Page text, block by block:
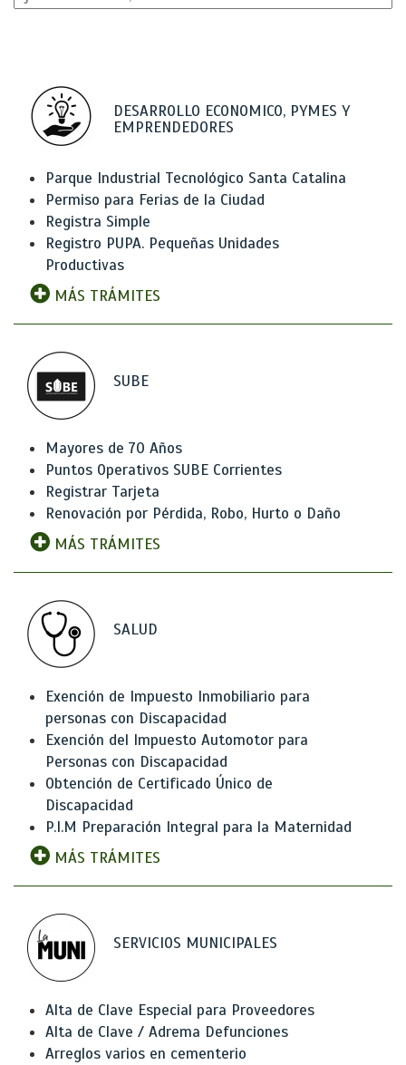
DESARROLLO ECONOMICO, PYMES Y
EMPRENDEDORES
Parque Industrial Tecnológico Santa Catalina
Permiso para Ferias de la Ciudad
Registra Simple
Registro PUPA. Pequeñas Unidades
Productivas
MÁS TRÁMITES
SUBE
Mayores de 70 Años
Puntos Operativos SUBE Corrientes
Registrar Tarjeta
Renovación por Pérdida, Robo, Hurto o Daño
MÁS TRÁMITES
SALUD
Exención de Impuesto Inmobiliario para
personas con Discapacidad
Exención del Impuesto Automotor para
Personas con Discapacidad
Obtención de Certificado Único de
Discapacidad
P.I.M Preparación Integral para la Maternidad
MÁS TRÁMITES
SERVICIOS MUNICIPALES
Alta de Clave Especial para Proveedores
Alta de Clave / Adrema Defunciones
Arreglos varios en cementerio